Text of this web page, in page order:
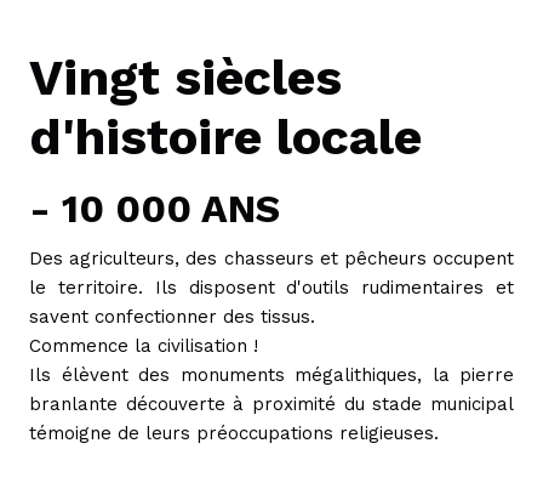
Vingt siècles
d'histoire locale
- 10 000 ANS
Des agriculteurs, des chasseurs et pêcheurs occupent
le territoire. Ils disposent d'outils rudimentaires et
savent confectionner des tissus.
Commence la civilisation !
Ils élèvent des monuments mégalithiques, la pierre
branlante découverte à proximité du stade municipal
témoigne de leurs préoccupations religieuses.